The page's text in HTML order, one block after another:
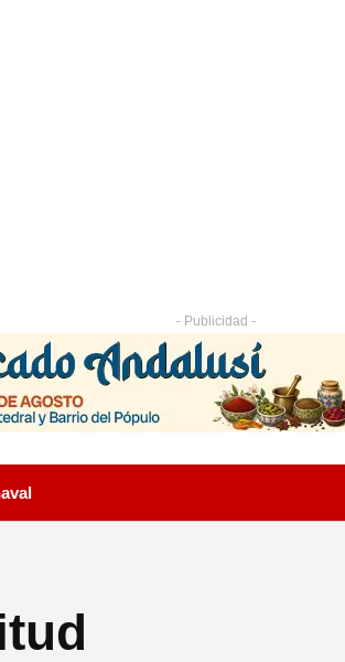
- Publicidad -